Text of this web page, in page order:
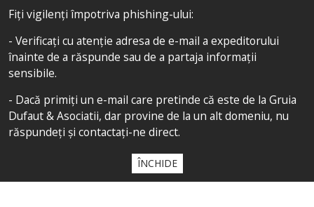
Acasă
Despre cabinet
Competențe
Echipa noastră
URMĂREȘTE-NE
Fiți vigilenți împotriva phishing-ului:
- Verificați cu atenție adresa de e-mail a expeditorului
înainte de a răspunde sau de a partaja informații
sensibile.
- Dacă primiți un e-mail care pretinde că este de la Gruia
Dufaut & Asociatii, dar provine de la un alt domeniu, nu
răspundeți și contactați-ne direct.
ÎNCHIDE